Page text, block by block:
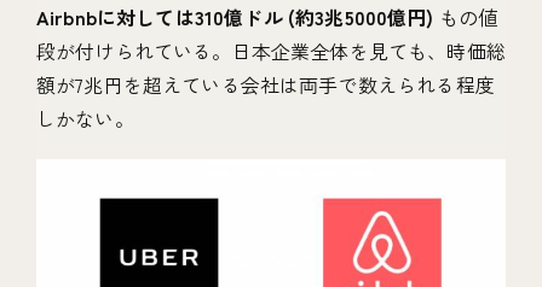
Airbnbに対しては310億ドル (約3兆5000億円) もの値
段が付けられている。日本企業全体を見ても、時価総
額が7兆円を超えている会社は両手で数えられる程度
しかない。